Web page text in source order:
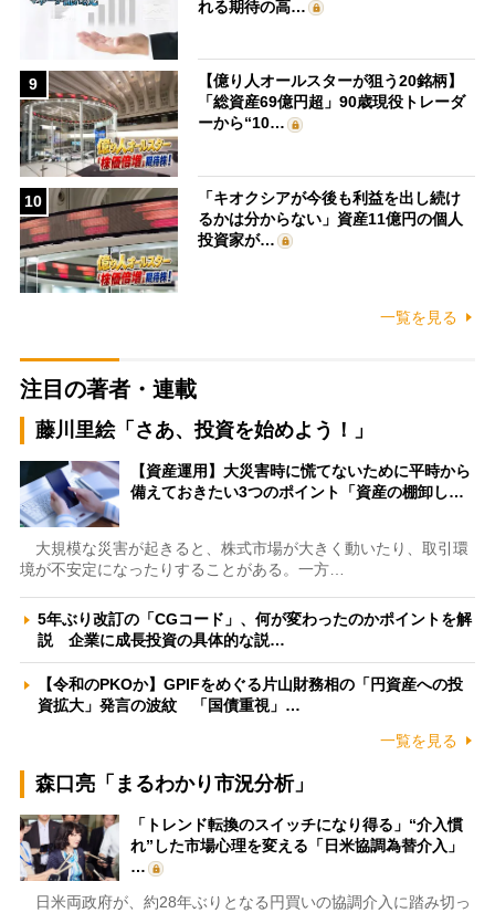
れる期待の高…
9
【億り人オールスターが狙う20銘柄】
「総資産69億円超」90歳現役トレーダ
ーから“10…
10
「キオクシアが今後も利益を出し続け
るかは分からない」資産11億円の個人
投資家が…
一覧を見る
注目の著者・連載
藤川里絵「さあ、投資を始めよう！」
【資産運用】大災害時に慌てないために平時から
備えておきたい3つのポイント「資産の棚卸し…
大規模な災害が起きると、株式市場が大きく動いたり、取引環
境が不安定になったりすることがある。一方…
5年ぶり改訂の「CGコード」、何が変わったのかポイントを解
説 企業に成長投資の具体的な説…
【令和のPKOか】GPIFをめぐる片山財務相の「円資産への投
資拡大」発言の波紋 「国債重視」…
一覧を見る
森口亮「まるわかり市況分析」
「トレンド転換のスイッチになり得る」“介入慣
れ”した市場心理を変える「日米協調為替介入」
…
日米両政府が、約28年ぶりとなる円買いの協調介入に踏み切っ